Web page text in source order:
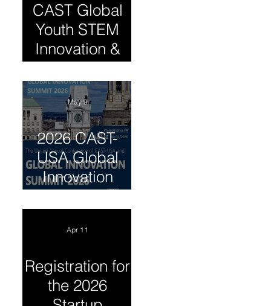
CAST Global
Youth STEM
Innovation &
Entrepreneursh
ip Summit
2026 CAST-
USA Global
Innovation
Summit
May 9
Registration for
the 2026
Apr 11